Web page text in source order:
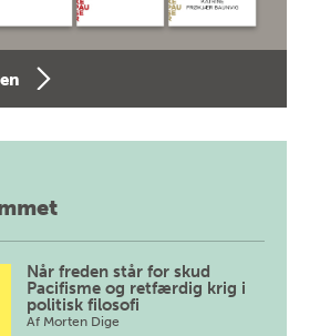
Når freden står for skud
Pacifisme og retfærdig krig i
politisk filosofi
Af Morten Dige